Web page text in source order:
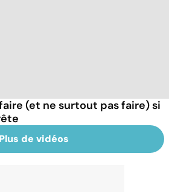
(et ne surtout pas faire) si
Plus de vidéos